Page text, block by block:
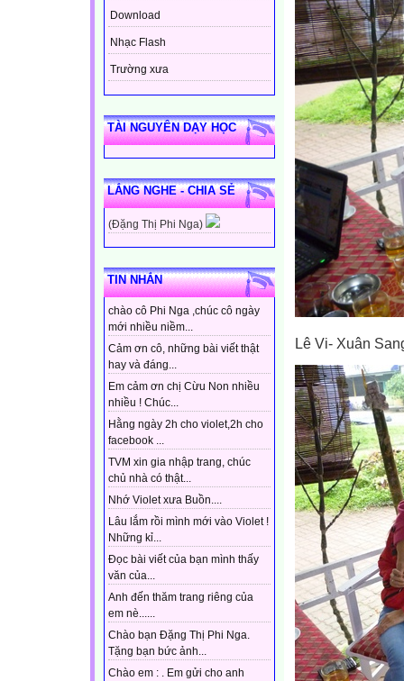
Download
Nhạc Flash
Trường xưa
TÀI NGUYÊN DẠY HỌC
LẮNG NGHE - CHIA SẺ
(Đặng Thị Phi Nga)
TIN NHẮN
chào cô Phi Nga ,chúc cô ngày
mới nhiều niềm...
Cảm ơn cô, những bài viết thật
hay và đáng...
Em cảm ơn chị Cừu Non nhiều
nhiều ! Chúc...
Hằng ngày 2h cho violet,2h cho
facebook ...
TVM xin gia nhập trang, chúc
chủ nhà có thật...
Nhớ Violet xưa Buồn....
Lâu lắm rồi mình mới vào Violet !
Những kỉ...
Đọc bài viết của bạn mình thấy
văn của...
Anh đến thăm trang riêng của
em nè......
Chào bạn Đặng Thị Phi Nga.
Tặng bạn bức ảnh...
Chào em : . Em gửi cho anh
Lê Vi- Xuân